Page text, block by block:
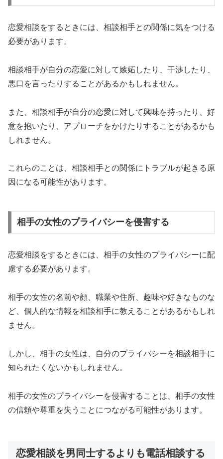
恋愛相談をするときには、相談相手との関係に気をつける
必要があります。
相談相手が自分の恋愛に対して嫉妬したり、干渉したり、
悪口を言ったりすることがあるかもしれません。
また、相談相手が自分の恋愛に対して興味を持ったり、好
意を抱いたり、アプローチをかけたりすることがあるかも
しれません。
これらのことは、相談相手との関係にトラブルが起きる原
因になる可能性があります。
相手の女性のプライバシーを侵害する
恋愛相談をするときには、相手の女性のプライバシーに配
慮する必要があります。
相手の女性の名前や顔、職業や住所、趣味や好きなものな
ど、個人的な情報を相談相手に教えることがあるかもしれ
ません。
しかし、相手の女性は、自分のプライバシーを相談相手に
知られたくないかもしれません。
相手の女性のプライバシーを侵害することは、相手の女性
の信頼や尊重を失うことにつながる可能性があります。
恋愛相談を男同士するよりも電話相談する